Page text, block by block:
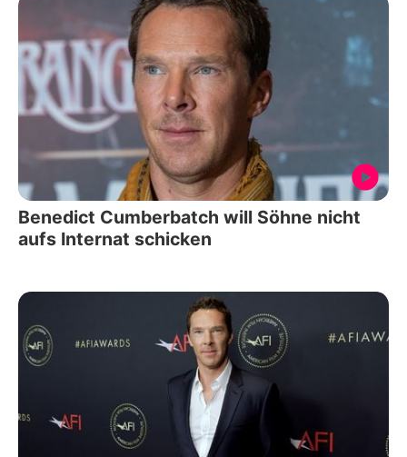
Benedict Cumberbatch will Söhne nicht
aufs Internat schicken